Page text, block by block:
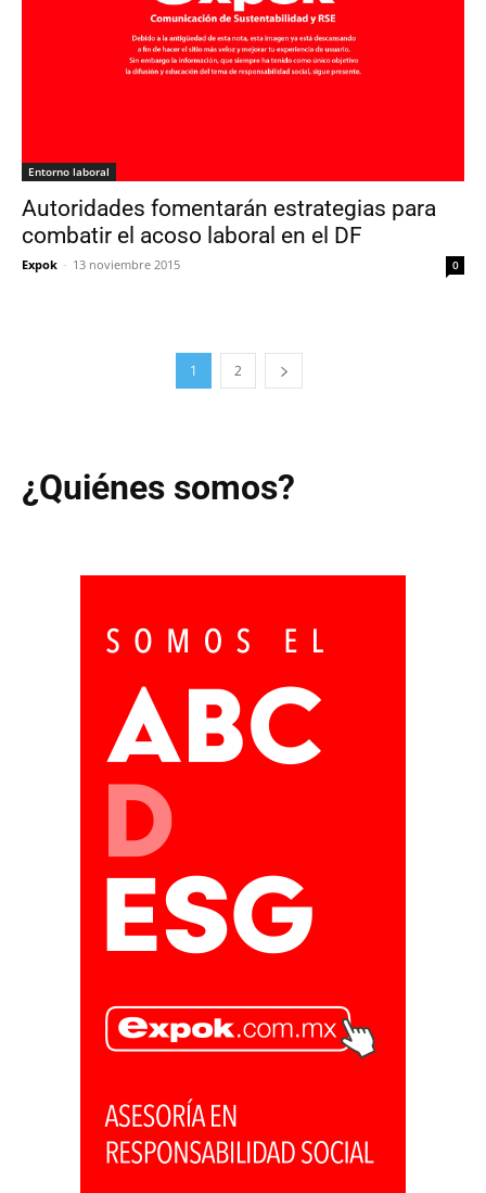
Entorno laboral
Autoridades fomentarán estrategias para
combatir el acoso laboral en el DF
Expok - 13 noviembre 2015 0
1 2
¿Quiénes somos?